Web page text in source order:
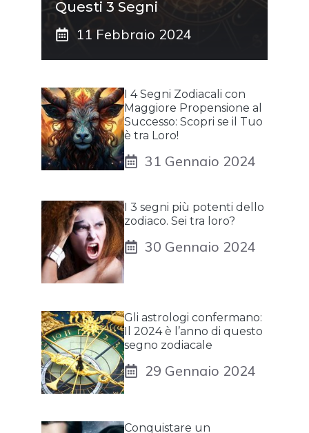
Questi 3 Segni
11 Febbraio 2024
I 4 Segni Zodiacali con
Maggiore Propensione al
Successo: Scopri se il Tuo
è tra Loro!
31 Gennaio 2024
I 3 segni più potenti dello
zodiaco. Sei tra loro?
30 Gennaio 2024
Gli astrologi confermano:
Il 2024 è l’anno di questo
segno zodiacale
29 Gennaio 2024
Conquistare un